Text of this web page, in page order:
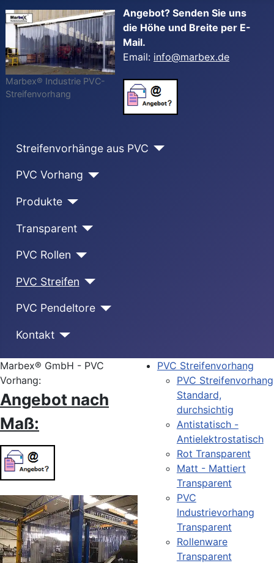
Marbex® Industrie PVC-
Streifenvorhang
Angebot? Senden Sie uns
die Höhe und Breite per E-
Mail.
Email: info@marbex.de
Streifenvorhänge aus PVC
PVC Vorhang
Produkte
Transparent
PVC Rollen
PVC Streifen
PVC Pendeltore
Kontakt
Marbex® GmbH - PVC
Vorhang:
Angebot nach
Maß:
PVC Streifenvorhang
PVC Streifenvorhang
Standard,
durchsichtig
Antistatisch -
Antielektrostatisch
Rot Transparent
Matt - Mattiert
Transparent
PVC
Industrievorhang
Transparent
Rollenware
Transparent